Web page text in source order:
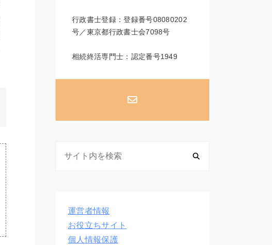
行政書士登録：登録番号08080202
号／東京都行政書士会7098号
相続終活専門士：認定番号1949
運営者情報
お役立ちサイト
個人情報保護